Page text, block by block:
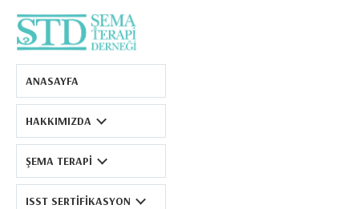
Şema Terapi Derneği
ANASAYFA
HAKKIMIZDA
ŞEMA TERAPI
ISST SERTIFIKASYON